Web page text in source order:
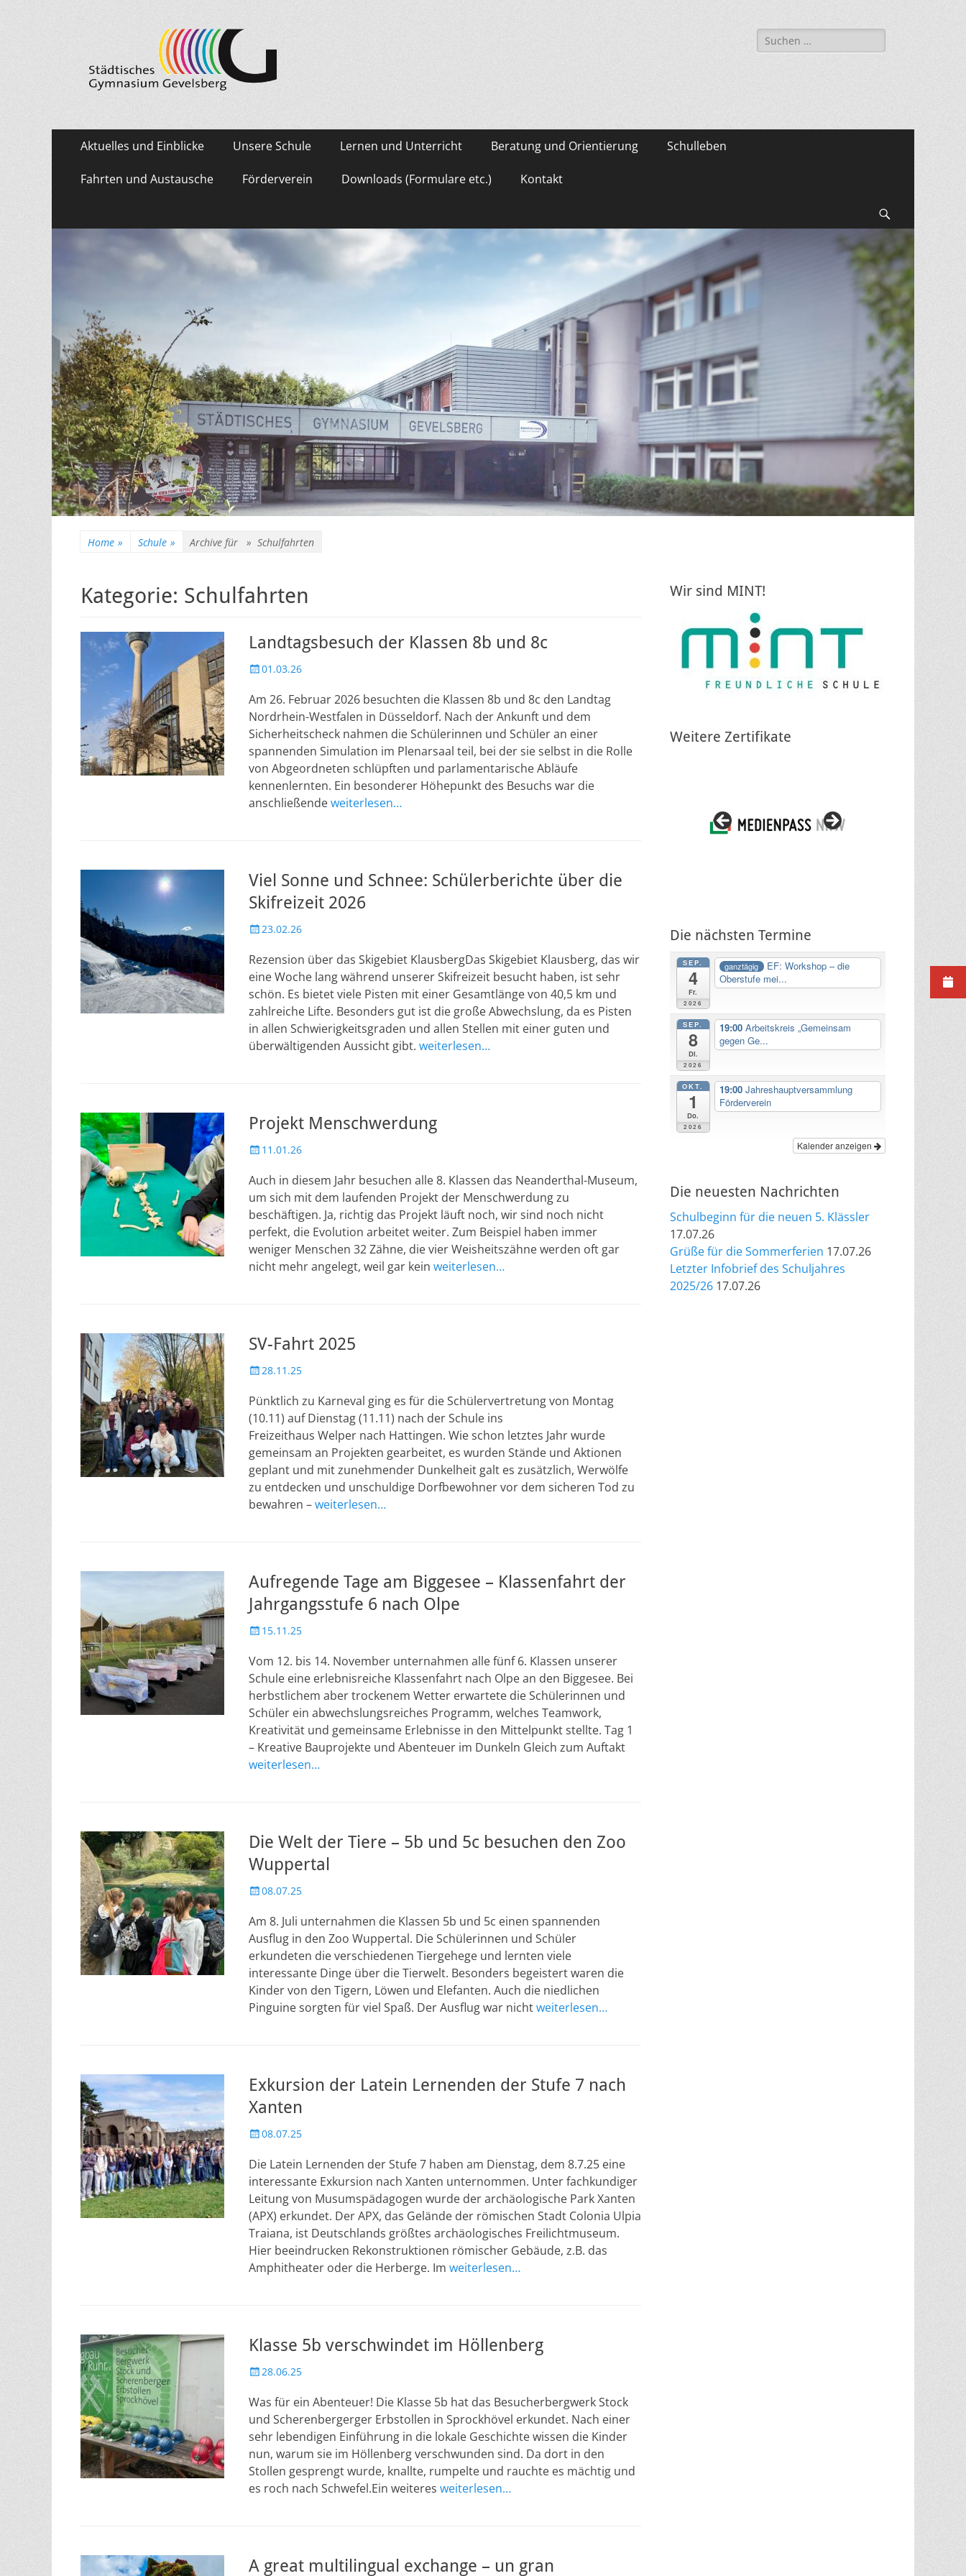
Städtisches Gymnasium Gevelsberg
Suche
nach:
Primäres
Zum
Inhalt
springen
Aktuelles und Einblicke Unsere Schule Lernen und Unterricht Beratung und Orientierung Schulleben
Fahrten und Austausche Förderverein Downloads (Formulare etc.) Kontakt
Home » Schule » Archive für » Schulfahrten
Kategorie: Schulfahrten
Landtagsbesuch der Klassen 8b und 8c
Veröffentlicht
01.03.26
Am 26. Februar 2026 besuchten die Klassen 8b und 8c den Landtag
Nordrhein-Westfalen in Düsseldorf. Nach der Ankunft und dem
Sicherheitscheck nahmen die Schülerinnen und Schüler an einer
spannenden Simulation im Plenarsaal teil, bei der sie selbst in die Rolle
von Abgeordneten schlüpften und parlamentarische Abläufe
kennenlernten. Ein besonderer Höhepunkt des Besuchs war die
anschließendeweiterlesen…
Viel Sonne und Schnee: Schülerberichte über die
Skifreizeit 2026
Veröffentlicht
23.02.26
Rezension über das Skigebiet KlausbergDas Skigebiet Klausberg, das wir
eine Woche lang während unserer Skifreizeit besucht haben, ist sehr
schön. Es bietet viele Pisten mit einer Gesamtlänge von 40,5 km und
zahlreiche Lifte. Besonders gut ist die große Abwechslung, da es Pisten
in allen Schwierigkeitsgraden und allen Stellen mit einer guten und
überwältigenden Aussicht gibt. weiterlesen…
Projekt Menschwerdung
Veröffentlicht
11.01.26
Auch in diesem Jahr besuchen alle 8. Klassen das Neanderthal-Museum,
um sich mit dem laufenden Projekt der Menschwerdung zu
beschäftigen. Ja, richtig das Projekt läuft noch, wir sind noch nicht
perfekt, die Evolution arbeitet weiter. Zum Beispiel haben immer
weniger Menschen 32 Zähne, die vier Weisheitszähne werden oft gar
nicht mehr angelegt, weil gar kein weiterlesen…
SV-Fahrt 2025
Veröffentlicht
28.11.25
Pünktlich zu Karneval ging es für die Schülervertretung von Montag
(10.11) auf Dienstag (11.11) nach der Schule ins
Freizeithaus Welper nach Hattingen. Wie schon letztes Jahr wurde
gemeinsam an Projekten gearbeitet, es wurden Stände und Aktionen
geplant und mit zunehmender Dunkelheit galt es zusätzlich, Werwölfe
zu entdecken und unschuldige Dorfbewohner vor dem sicheren Tod zu
bewahren –weiterlesen…
Aufregende Tage am Biggesee – Klassenfahrt der
Jahrgangsstufe 6 nach Olpe
Veröffentlicht
15.11.25
Vom 12. bis 14. November unternahmen alle fünf 6. Klassen unserer
Schule eine erlebnisreiche Klassenfahrt nach Olpe an den Biggesee. Bei
herbstlichem aber trockenem Wetter erwartete die Schülerinnen und
Schüler ein abwechslungsreiches Programm, welches Teamwork,
Kreativität und gemeinsame Erlebnisse in den Mittelpunkt stellte. Tag 1
– Kreative Bauprojekte und Abenteuer im Dunkeln Gleich zum Auftakt
weiterlesen…
Die Welt der Tiere – 5b und 5c besuchen den Zoo
Wuppertal
Veröffentlicht
08.07.25
Am 8. Juli unternahmen die Klassen 5b und 5c einen spannenden
Ausflug in den Zoo Wuppertal. Die Schülerinnen und Schüler
erkundeten die verschiedenen Tiergehege und lernten viele
interessante Dinge über die Tierwelt. Besonders begeistert waren die
Kinder von den Tigern, Löwen und Elefanten. Auch die niedlichen
Pinguine sorgten für viel Spaß. Der Ausflug war nichtweiterlesen…
Exkursion der Latein Lernenden der Stufe 7 nach
Xanten
Veröffentlicht
08.07.25
Die Latein Lernenden der Stufe 7 haben am Dienstag, dem 8.7.25 eine
interessante Exkursion nach Xanten unternommen. Unter fachkundiger
Leitung von Musumspädagogen wurde der archäologische Park Xanten
(APX) erkundet. Der APX, das Gelände der römischen Stadt Colonia Ulpia
Traiana, ist Deutschlands größtes archäologisches Freilichtmuseum.
Hier beeindrucken Rekonstruktionen römischer Gebäude, z.B. das
Amphitheater oder die Herberge. Im weiterlesen…
Klasse 5b verschwindet im Höllenberg
Veröffentlicht
28.06.25
Was für ein Abenteuer! Die Klasse 5b hat das Besucherbergwerk Stock
und Scherenbergerger Erbstollen in Sprockhövel erkundet. Nach einer
sehr lebendigen Einführung in die lokale Geschichte wissen die Kinder
nun, warum sie im Höllenberg verschwunden sind. Da dort in den
Stollen gesprengt wurde, knallte, rumpelte und rauchte es mächtig und
es roch nach Schwefel.Ein weiteres weiterlesen…
A great multilingual exchange – un gran
Wir sind MINT!
Weitere Zertifikate
Die nächsten Termine
SEP.
4
Fr.
2026
ganztägig
EF: Workshop – die
Oberstufe mei...
SEP.
8
Di.
2026
19:00 Arbeitskreis „Gemeinsam
gegen Ge...
OKT.
1
Do.
2026
19:00 Jahreshauptversammlung
Förderverein
Kalender anzeigen
Die neuesten Nachrichten
Schulbeginn für die neuen 5. Klässler
17.07.26
Grüße für die Sommerferien 17.07.26
Letzter Infobrief des Schuljahres
2025/26 17.07.26